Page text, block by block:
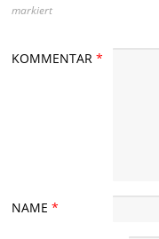
markiert
KOMMENTAR*
NAME*